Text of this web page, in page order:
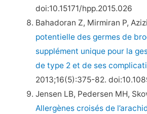
doi:10.15171/hpp.2015.026
Bahadoran Z, Mirmiran P,
potentielle des germes de
supplément unique pour la
de type 2 et de ses
2013;16(5):375-82.
Jensen LB, Pedersen MH,
Allergènes croisés de